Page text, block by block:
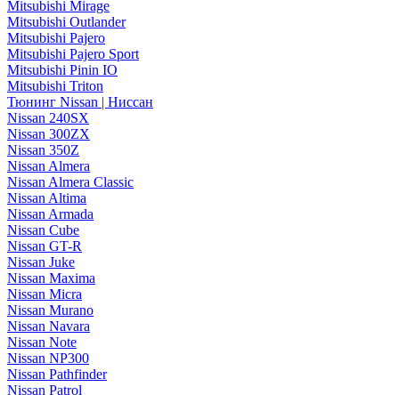
Mitsubishi Mirage
Mitsubishi Outlander
Mitsubishi Pajero
Mitsubishi Pajero Sport
Mitsubishi Pinin IO
Mitsubishi Triton
Тюнинг Nissan | Ниссан
Nissan 240SX
Nissan 300ZX
Nissan 350Z
Nissan Almera
Nissan Almera Classic
Nissan Altima
Nissan Armada
Nissan Cube
Nissan GT-R
Nissan Juke
Nissan Maxima
Nissan Micra
Nissan Murano
Nissan Navara
Nissan Note
Nissan NP300
Nissan Pathfinder
Nissan Patrol